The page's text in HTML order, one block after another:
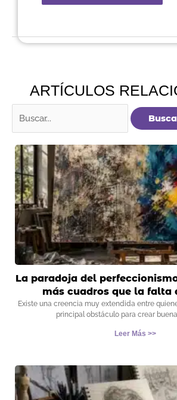
ARTÍCULOS
por:
La paradoja del
más cuadros que la falta
Existe una creencia muy extendida entre
principal obstáculo para crear
Leer Más >>